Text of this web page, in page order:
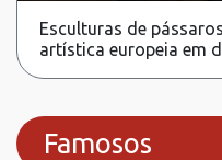
Esculturas de
artística europeia em
Famosos